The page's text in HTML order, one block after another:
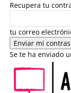
Recupera tu
tu correo
Se te ha enviado